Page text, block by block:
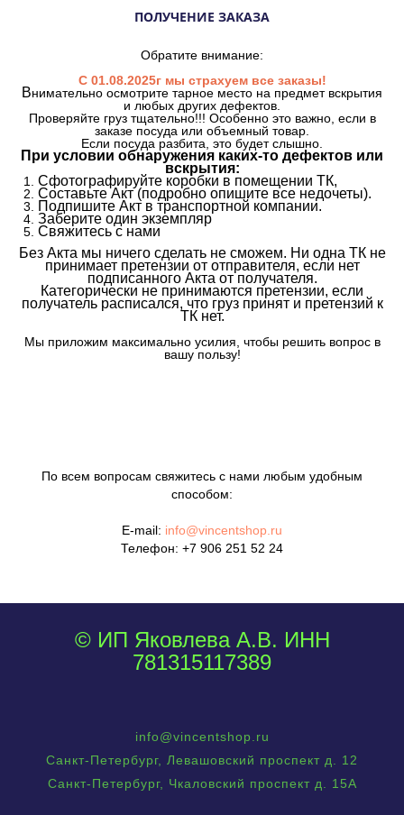
ПОЛУЧЕНИЕ ЗАКАЗА
Обратите внимание:
С 01.08.2025г мы страхуем все заказы!
Внимательно осмотрите тарное место на предмет вскрытия
и любых других дефектов.
Проверяйте груз тщательно!!! Особенно это важно, если в
заказе посуда или объемный товар.
Если посуда разбита, это будет слышно.
При условии обнаружения каких-то дефектов или
вскрытия:
Сфотографируйте коробки в помещении ТК,
Составьте Акт (подробно опишите все недочеты).
Подпишите Акт в транспортной компании.
Заберите один экземпляр
Свяжитесь с нами
Без Акта мы ничего сделать не сможем. Ни одна ТК не
принимает претензии от отправителя, если нет
подписанного Акта от получателя.
Категорически не принимаются претензии, если
получатель расписался, что груз принят и претензий к
ТК нет.
Мы приложим максимально усилия, чтобы решить вопрос в
вашу пользу!
По всем вопросам свяжитесь с нами любым удобным
способом:
E-mail: info@vincentshop.ru
Телефон: +7 906 251 52 24
© ИП Яковлева А.В. ИНН
781315117389
info@vincentshop.ru
Санкт-Петербург, Левашовский проспект д. 12
Санкт-Петербург, Чкаловский проспект д. 15А